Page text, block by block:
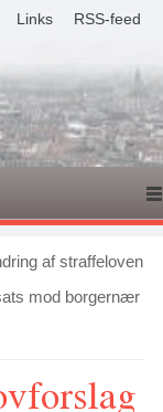
Links RSS-feed
af straffeloven
mod borgernær